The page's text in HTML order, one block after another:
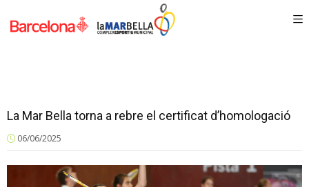
La Mar Bella torna a rebre el certificat d’homologació
06/06/2025